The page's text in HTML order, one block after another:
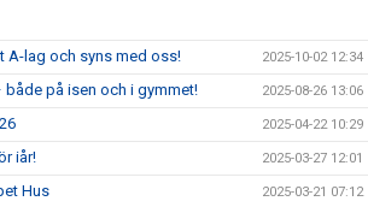
A-lag och syns med oss! 2025-10-02 12:34
på isen och i gymmet! 2025-08-26 13:06
2025-04-22 10:29
iår! 2025-03-27 12:01
Hus 2025-03-21 07:12